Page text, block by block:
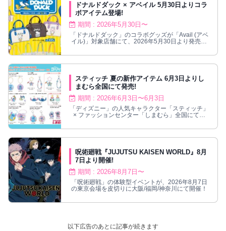
ドナルドダック × アベイル 5月30日よりコラ
ボアイテム登場!
期間 : 2026年5月30日〜
「ドナルドダック」のコラボグッズが「Avail (アベ
イル)」対象店舗にて、2026年5月30日より発売さ
スティッチ 夏の新作アイテム 6月3日よりし
まむら全国にて発売!
期間 : 2026年6月3日〜6月3日
「ディズニー」の人気キャラクター「スティッチ」
× ファッションセンター「しまむら」全国にて、
呪術廻戦『JUJUTSU KAISEN WORLD』8月
7日より開催!
期間 : 2026年8月7日〜
「呪術廻戦」の体験型イベントが、2026年8月7日
の東京会場を皮切りに大阪/福岡/神奈川にて開催！
以下広告のあとに記事が続きます